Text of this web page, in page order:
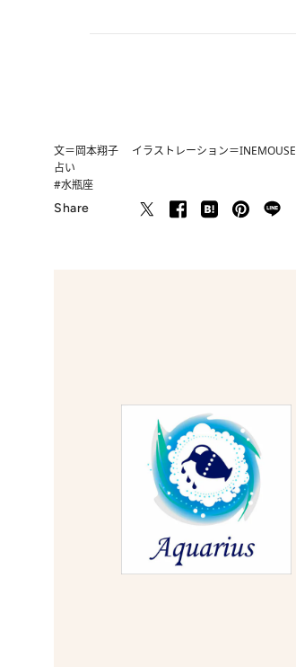
文＝岡本翔子 イラストレーション＝INEMOUSE
占い
#水瓶座
Share